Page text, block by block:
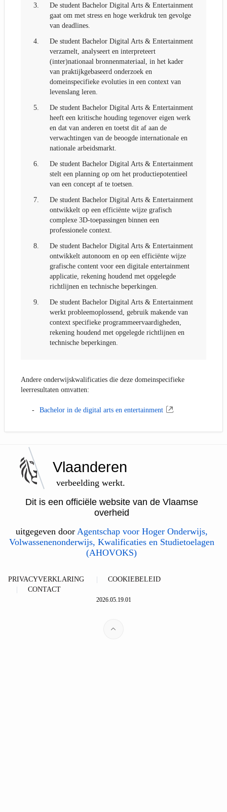
3.
De student Bachelor Digital Arts & Entertainment
gaat om met stress en hoge werkdruk ten gevolge
van deadlines.
4.
De student Bachelor Digital Arts & Entertainment
verzamelt, analyseert en interpreteert
(inter)nationaal bronnenmateriaal, in het kader
van praktijkgebaseerd onderzoek en
domeinspecifieke evoluties in een context van
levenslang leren.
5.
De student Bachelor Digital Arts & Entertainment
heeft een kritische houding tegenover eigen werk
en dat van anderen en toetst dit af aan de
verwachtingen van de beoogde internationale en
nationale arbeidsmarkt.
6.
De student Bachelor Digital Arts & Entertainment
stelt een planning op om het productiepotentieel
van een concept af te toetsen.
7.
De student Bachelor Digital Arts & Entertainment
ontwikkelt op een efficiënte wijze grafisch
complexe 3D-toepassingen binnen een
professionele context.
8.
De student Bachelor Digital Arts & Entertainment
ontwikkelt autonoom en op een efficiënte wijze
grafische content voor een digitale entertainment
applicatie, rekening houdend met opgelegde
richtlijnen en technische beperkingen.
9.
De student Bachelor Digital Arts & Entertainment
werkt probleemoplossend, gebruik makende van
context specifieke programmeervaardigheden,
rekening houdend met opgelegde richtlijnen en
technische beperkingen.
Andere onderwijskwalificaties die deze domeinspecifieke
leerresultaten omvatten:
Bachelor in de digital arts en entertainment
Vlaanderen
verbeelding werkt.
Dit is een officiële website van de Vlaamse
overheid
uitgegeven door Agentschap voor Hoger Onderwijs,
Volwassenenonderwijs, Kwalificaties en Studietoelagen
(AHOVOKS)
PRIVACYVERKLARING
COOKIEBELEID
CONTACT
2026.05.19.01